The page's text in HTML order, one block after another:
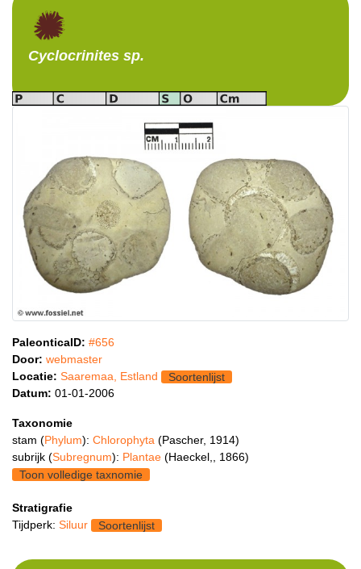
Cyclocrinites sp.
PaleonticaID: #656
Door: webmaster
Locatie: Saaremaa, Estland
Soortenlijst
Datum: 01-01-2006
Taxonomie
stam (Phylum): Chlorophyta (Pascher, 1914)
subrijk (Subregnum): Plantae (Haeckel,, 1866)
Toon volledige taxnomie
Stratigrafie
Tijdperk: Siluur Soortenlijst